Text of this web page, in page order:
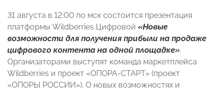
31 августа в 12:00 по мск состоится презентация
платформы Wildberries Цифровой «Новые
возможности для получения прибыли на продаже
цифрового контента на одной площадке».
Организаторами выступят команда маркетплейса
Wildberries и проект «ОПОРА-СТАРТ» (проект
«ОПОРЫ РОССИИ»). О новых возможностях и